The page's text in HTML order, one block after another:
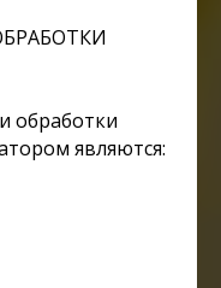
обработки
являются: